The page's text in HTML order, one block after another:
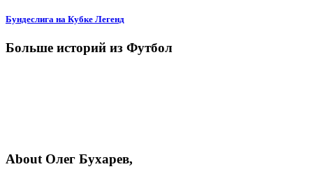
Бундеслига на Кубке Легенд
Больше историй из Футбол
About Олег Бухарев,